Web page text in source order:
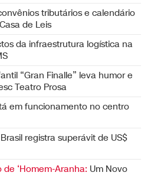
tributários e calendário
de Leis
da infraestrutura logística na
“Gran Finalle” leva humor e
Teatro Prosa
em funcionamento no centro
Brasil registra superávit de US$
‘Homem-Aranha: Um Novo